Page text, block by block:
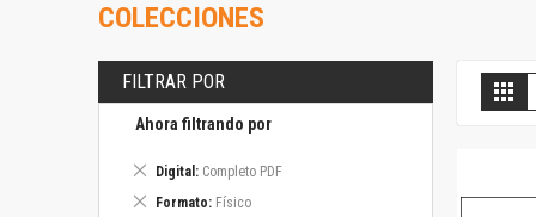
COLECCIONES
FILTRAR POR
Ahora filtrando por
Digital Completo PDF
Eliminar
artículo
Formato Físico
Eliminar